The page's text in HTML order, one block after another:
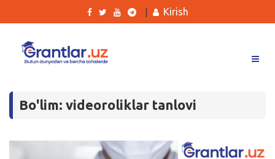
Tanlovlar
Kirish
Bo'lim: videoroliklar tanlovi